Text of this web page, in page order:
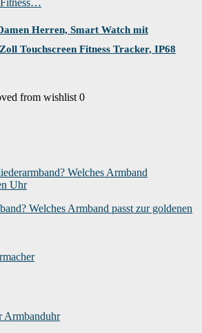
Herren, Smart Watch mit
Touchscreen Fitness Tracker, IP68
from wishlist 0
Welches Armband passt zur goldenen